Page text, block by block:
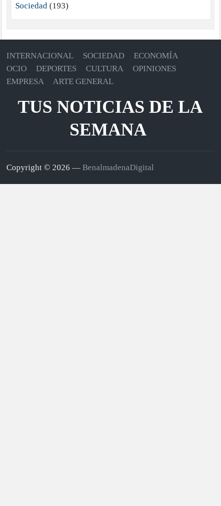
Sociedad(193)
INTERNACIONAL SOCIEDAD
ECONOMÍA
OCIO
DEPORTES CULTURA
OPINIONES
EMPRESA
ARTE GENERAL
TUS NOTICIAS DE LA
SEMANA
Copyright © 2026 —BenalmadenaDigital